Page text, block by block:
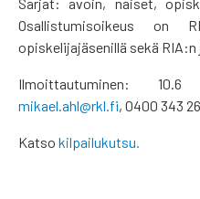
Osallistumisoikeus on
opiskelijajäsenillä sekä RIA:n
Ilmoittautuminen:
mikael.ahl@rkl.fi, 0400 343
Katsokilpailukutsu.